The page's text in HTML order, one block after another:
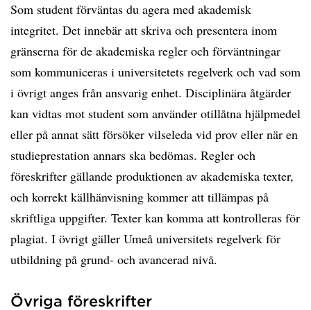
Som student förväntas du agera med akademisk
integritet. Det innebär att skriva och presentera inom
gränserna för de akademiska regler och förväntningar
som kommuniceras i universitetets regelverk och vad som
i övrigt anges från ansvarig enhet. Disciplinära åtgärder
kan vidtas mot student som använder otillåtna hjälpmedel
eller på annat sätt försöker vilseleda vid prov eller när en
studieprestation annars ska bedömas. Regler och
föreskrifter gällande produktionen av akademiska texter,
och korrekt källhänvisning kommer att tillämpas på
skriftliga uppgifter. Texter kan komma att kontrolleras för
plagiat. I övrigt gäller Umeå universitets regelverk för
utbildning på grund- och avancerad nivå.
Övriga föreskrifter